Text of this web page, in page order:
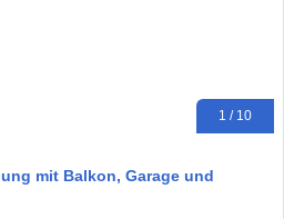
1 / 10
mit Balkon, Garage und